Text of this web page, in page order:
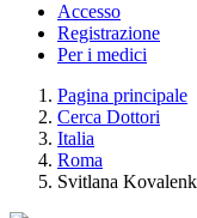
Accesso
Registrazione
Per i medici
Pagina principale
Cerca Dottori
Italia
Roma
Svitlana